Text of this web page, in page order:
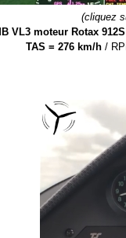
(cliquez
VL3 moteur Rotax
TAS = 276 km/h /